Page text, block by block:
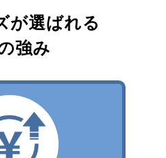
が選ばれる
強み